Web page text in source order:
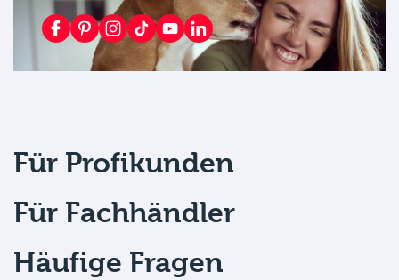
Für Profikunden
Für Fachhändler
Häufige Fragen